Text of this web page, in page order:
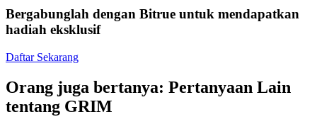
Nikmati pembagian keuntungan dan komisi copy trading
Bergabunglah dengan Bitrue untuk mendapatkan
hadiah eksklusif
Daftar Sekarang
Orang juga bertanya: Pertanyaan Lain
tentang GRIM